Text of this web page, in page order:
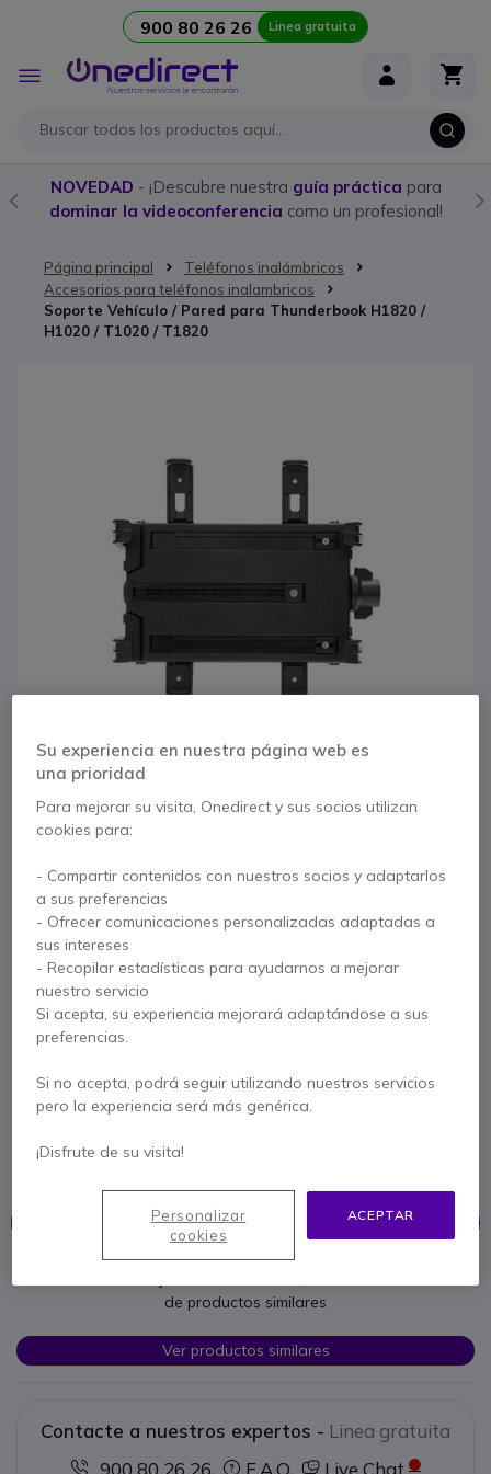
900 80 26 26 Linea gratuita
Toggle
Nav
NOVEDAD - ¡Descubre nuestra guía práctica para
dominar la videoconferencia como un profesional!
Página principal
Teléfonos inalámbricos
Accesorios para teléfonos inalambricos
Soporte Vehículo / Pared para Thunderbook H1820 /
H1020 / T1020 / T1820
Soporte Vehículo /
Pared para
Thunderbook H1820
/ H1020 / T1020 /
T1820
Ref. del producto: THUN1803022 // Ref. fabricante: THB1803022
puertos. Tipo VESA 75. Bloqueo con llave
Este producto está discontinuado
de productos similares
Ver productos similares
Contacte a nuestros expertos - Linea gratuita
900 80 26 26
F.A.Q Live Chat
Saltar al comienzo de la galería de imágenes
Su experiencia en nuestra página web es
una prioridad
Para mejorar su visita, Onedirect y sus socios utilizan
cookies para:
- Compartir contenidos con nuestros socios y adaptarlos
a sus preferencias
- Ofrecer comunicaciones personalizadas adaptadas a
sus intereses
- Recopilar estadísticas para ayudarnos a mejorar
nuestro servicio
Si acepta, su experiencia mejorará adaptándose a sus
preferencias.
Si no acepta, podrá seguir utilizando nuestros servicios
pero la experiencia será más genérica.
¡Disfrute de su visita!
ACEPTAR
Personalizar
cookies